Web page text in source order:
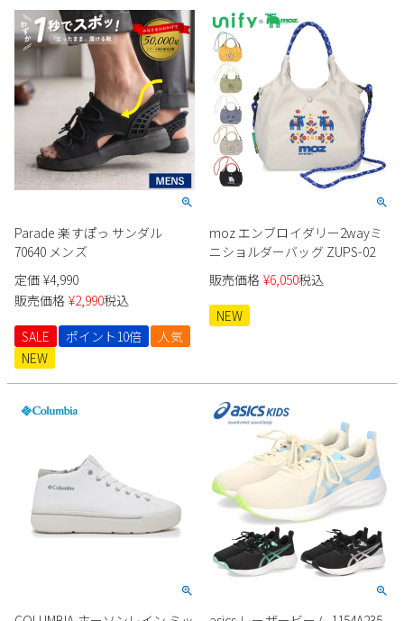
Parade 楽すぽっ サンダル
70640 メンズ
定価 ¥4,990
販売価格 ¥2,990税込
SALE
ポイント10倍
人気
NEW
moz エンブロイダリー2wayミ
ニショルダーバッグ ZUPS-02
販売価格 ¥6,050税込
NEW